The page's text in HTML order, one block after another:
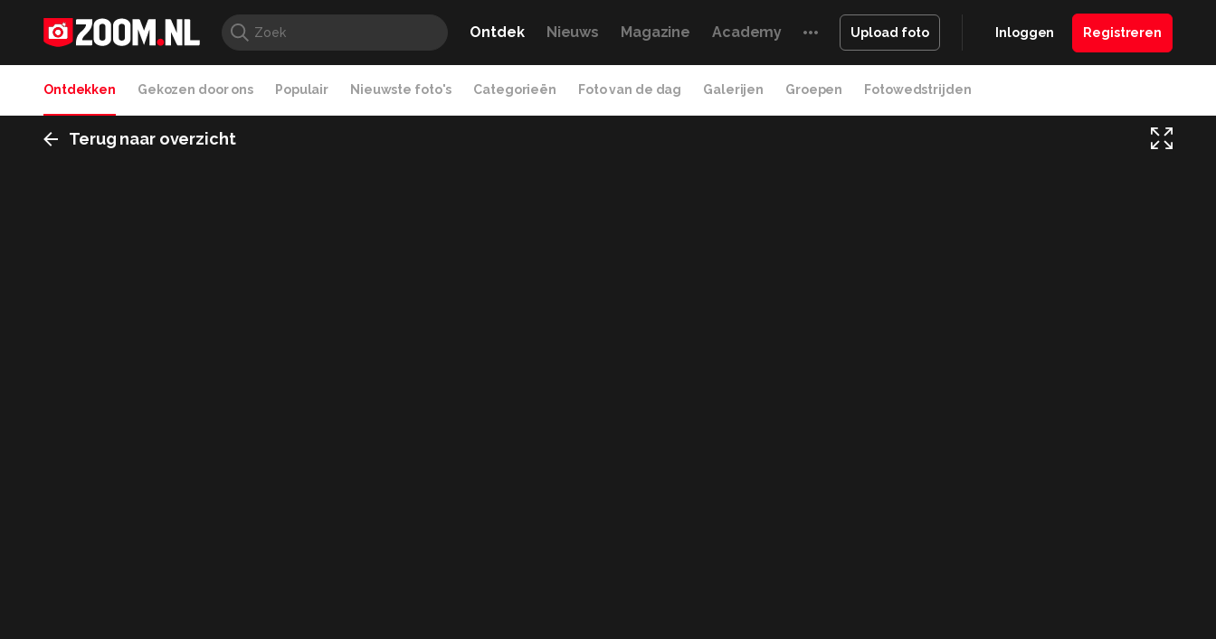
Ontdek Nieuws Magazine Academy Upload foto Inloggen Registreren
Ontdekken Gekozen door ons Populair Nieuwste foto's Categorieën Foto van de dag Galerijen Groepen Fotowedstrijden
Terug naar overzicht